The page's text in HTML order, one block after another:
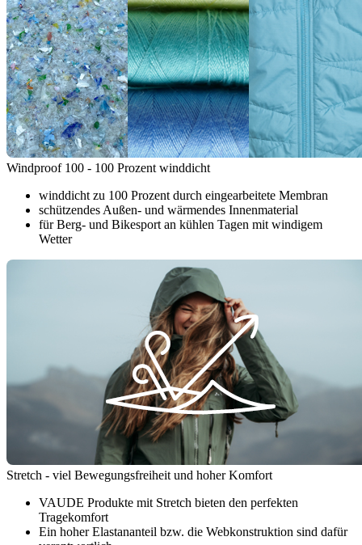
Windproof 100 - 100 Prozent winddicht
winddicht zu 100 Prozent durch eingearbeitete Membran
schützendes Außen- und wärmendes Innenmaterial
für Berg- und Bikesport an kühlen Tagen mit windigem
Wetter
Stretch - viel Bewegungsfreiheit und hoher Komfort
VAUDE Produkte mit Stretch bieten den perfekten
Tragekomfort
Ein hoher Elastananteil bzw. die Webkonstruktion sind dafür